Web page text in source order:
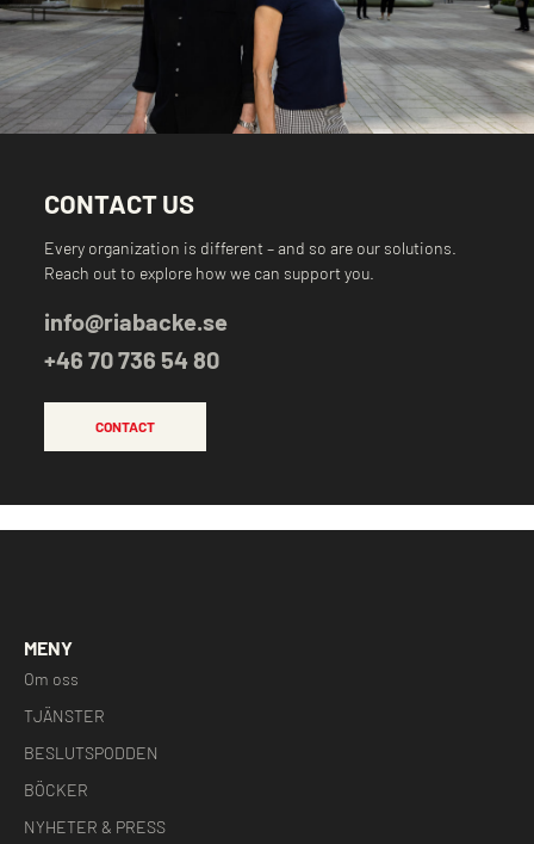
CONTACT US
Every organization is different – and so are our solutions.
Reach out to explore how we can support you.
info@riabacke.se
+46 70 736 54 80
CONTACT
MENY
Om oss
TJÄNSTER
BESLUTSPODDEN
BÖCKER
NYHETER & PRESS